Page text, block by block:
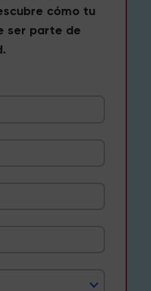
cómo tu
ser parte de